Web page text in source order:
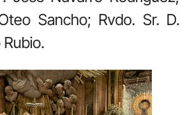
Sancho; Rvdo. Sr. D.